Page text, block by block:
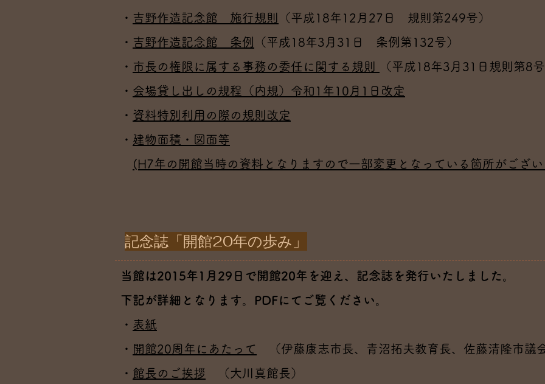
記念誌「開館20年の歩み」
・ 吉野作造記念館 施行規則
（平成18年12月27日 規則第249号）
・ 吉野作造記念館 条例
（平成18年3月31日 条例第132号）
・ 市長の権限に属する事務の委任に関する規則
（平成18年3月31日規則第8号
・ 会場貸し出しの規程（内規）令和1年10月1日改定
・ 資料特別利用の際の規則改定
・ 建物面積・図面等
(H7年の開館当時の資料となりますので一部変更となっている箇所がござ
当館は2015年1月29日で開館20年を迎え、記念誌を発行いたしました。
下記が詳細となります。PDFにてご覧ください。
・ 表紙
・ 開館20周年にあたって
（伊藤康志市長、青沼拓夫教育長、佐藤清隆市議
・ 館長のご挨拶 （大川真館長）